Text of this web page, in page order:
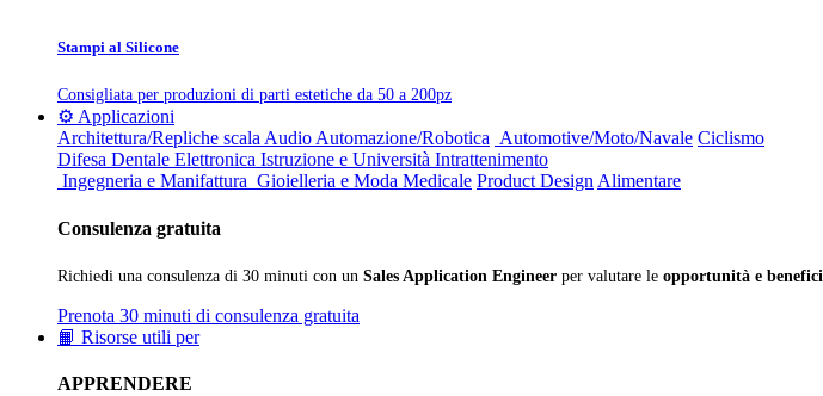
Stampi al Silicone
Consigliata per produzioni di parti estetiche da 50 a 200pz
⚙️ Applicazioni
Architettura/Repliche scala Audio Automazione/Robotica Automotive/Moto/Navale Ciclismo
Difesa Dentale Elettronica Istruzione e Università Intrattenimento
Ingegneria e Manifattura Gioielleria e Moda Medicale Product Design Alimentare
Consulenza gratuita
Richiedi una consulenza di 30 minuti con un Sales Application Engineer per valutare le opportunità e benefici
Prenota 30 minuti di consulenza gratuita
📙 Risorse utili per
APPRENDERE